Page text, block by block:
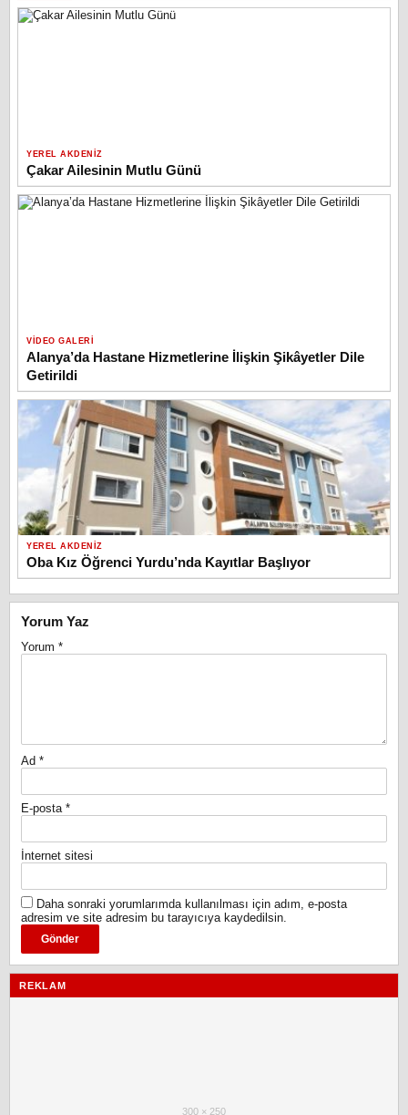
YEREL AKDENIZ
Çakar Ailesinin Mutlu Günü
VIDEO GALERI
Alanya’da Hastane Hizmetlerine İlişkin Şikâyetler Dile
Getirildi
YEREL AKDENIZ
Oba Kız Öğrenci Yurdu’nda Kayıtlar Başlıyor
Yorum Yaz
Yorum *
Ad *
E-posta *
İnternet sitesi
Daha sonraki yorumlarımda kullanılması için adım, e-posta
adresim ve site adresim bu tarayıcıya kaydedilsin.
REKLAM
300 × 250